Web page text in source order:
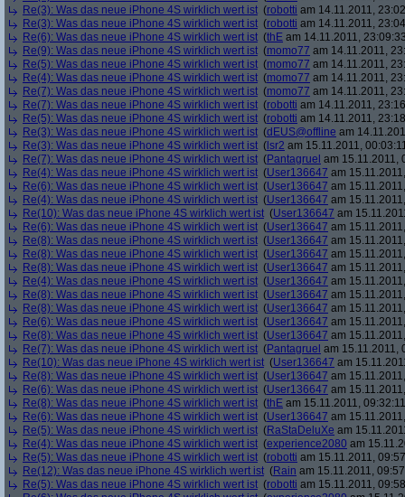
Re(3): Was das neue iPhone 4S wirklich wert ist (robotti am 14.11.2011,
Re(3): Was das neue iPhone 4S wirklich wert ist (robotti am 14.11.2011,
Re(6): Was das neue iPhone 4S wirklich wert ist (thE am 14.11.2011,
Re(9): Was das neue iPhone 4S wirklich wert ist (momo77 am 14.11.2011,
Re(5): Was das neue iPhone 4S wirklich wert ist (momo77 am 14.11.2011,
Re(4): Was das neue iPhone 4S wirklich wert ist (momo77 am 14.11.2011,
Re(7): Was das neue iPhone 4S wirklich wert ist (momo77 am 14.11.2011,
Re(7): Was das neue iPhone 4S wirklich wert ist (robotti am 14.11.2011,
Re(5): Was das neue iPhone 4S wirklich wert ist (robotti am 14.11.2011,
Re(3): Was das neue iPhone 4S wirklich wert ist (dEUS@offline am
Re(3): Was das neue iPhone 4S wirklich wert ist ( lsr2 am 15.11.2011,
Re(7): Was das neue iPhone 4S wirklich wert ist (Pantagruel am 15.11.2011,
Re(4): Was das neue iPhone 4S wirklich wert ist (User136647 am
Re(6): Was das neue iPhone 4S wirklich wert ist (User136647 am
Re(4): Was das neue iPhone 4S wirklich wert ist (User136647 am
Re(10): Was das neue iPhone 4S wirklich wert ist (User136647 am
Re(6): Was das neue iPhone 4S wirklich wert ist (User136647 am
Re(8): Was das neue iPhone 4S wirklich wert ist (User136647 am
Re(8): Was das neue iPhone 4S wirklich wert ist (User136647 am
Re(8): Was das neue iPhone 4S wirklich wert ist (User136647 am
Re(4): Was das neue iPhone 4S wirklich wert ist (User136647 am
Re(8): Was das neue iPhone 4S wirklich wert ist (User136647 am
Re(8): Was das neue iPhone 4S wirklich wert ist (User136647 am
Re(6): Was das neue iPhone 4S wirklich wert ist (User136647 am
Re(8): Was das neue iPhone 4S wirklich wert ist (User136647 am
Re(7): Was das neue iPhone 4S wirklich wert ist (Pantagruel am 15.11.2011,
Re(10): Was das neue iPhone 4S wirklich wert ist (User136647 am
Re(8): Was das neue iPhone 4S wirklich wert ist (User136647 am
Re(6): Was das neue iPhone 4S wirklich wert ist (User136647 am
Re(8): Was das neue iPhone 4S wirklich wert ist (thE am 15.11.2011,
Re(6): Was das neue iPhone 4S wirklich wert ist (User136647 am
Re(5): Was das neue iPhone 4S wirklich wert ist (RaStaDeluXe am
Re(4): Was das neue iPhone 4S wirklich wert ist (experience2080 am
Re(5): Was das neue iPhone 4S wirklich wert ist (robotti am 15.11.2011,
Re(12): Was das neue iPhone 4S wirklich wert ist (Rain am 15.11.2011,
Re(5): Was das neue iPhone 4S wirklich wert ist (robotti am 15.11.2011,